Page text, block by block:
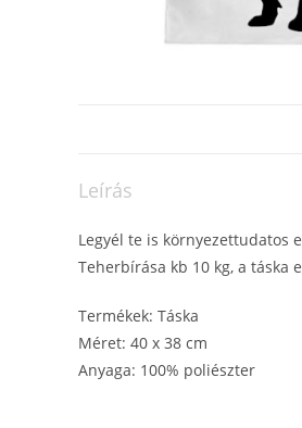
Leírás
Legyél te is környezettudatos
Teherbírása kb 10 kg, a táska
Termékek: Táska
Méret: 40 x 38 cm
Anyaga: 100% poliészter